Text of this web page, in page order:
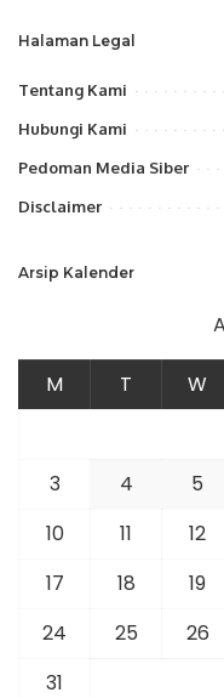
Halaman Legal
Tentang Kami
Hubungi Kami
Pedoman Media Siber
Disclaimer
Arsip Kalender
M T W
3
4 5
10
11 12
17
18 19
24
25 26
31